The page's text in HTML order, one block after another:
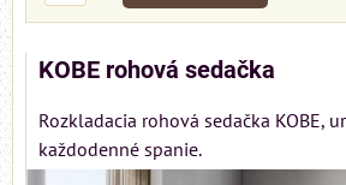
KOBE rohová sedačka
Rozkladacia rohová sedačka KOBE,
každodenné spanie.